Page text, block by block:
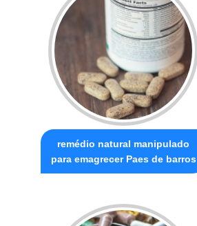
remédio natural manipulado
para emagrecer Paes de barros